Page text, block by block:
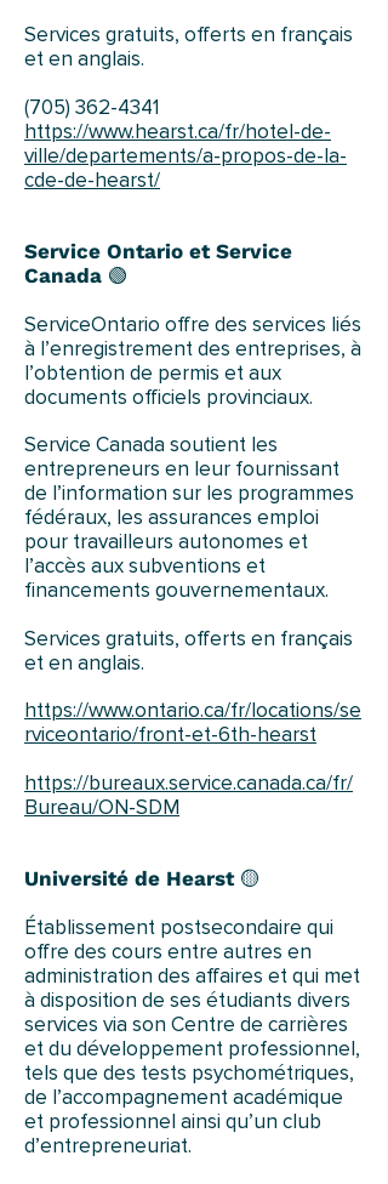
Services gratuits, offerts en français
et en anglais.
(705) 362-4341
https://www.hearst.ca/fr/hotel-de-
ville/departements/a-propos-de-la-
cde-de-hearst/
Service Ontario et Service
Canada 🟢
ServiceOntario offre des services liés
à l’enregistrement des entreprises, à
l’obtention de permis et aux
documents officiels provinciaux.
Service Canada soutient les
entrepreneurs en leur fournissant
de l’information sur les programmes
fédéraux, les assurances emploi
pour travailleurs autonomes et
l’accès aux subventions et
financements gouvernementaux.
Services gratuits, offerts en français
et en anglais.
https://www.ontario.ca/fr/locations/se
rviceontario/front-et-6th-hearst
https://bureaux.service.canada.ca/fr/
Bureau/ON-SDM
Université de Hearst 🟡
Établissement postsecondaire qui
offre des cours entre autres en
administration des affaires et qui met
à disposition de ses étudiants divers
services via son Centre de carrières
et du développement professionnel,
tels que des tests psychométriques,
de l’accompagnement académique
et professionnel ainsi qu’un club
d’entrepreneuriat.